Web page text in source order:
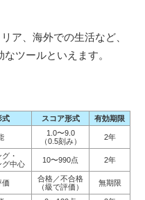
ア、海外での生活など、
ツールといえます。
式 スコア形式 有効期限
1.0〜9.0
（0.5刻み）
2年
・
グ中心
10〜990点 2年
価
合格／不合格
（級で評価）
無期限